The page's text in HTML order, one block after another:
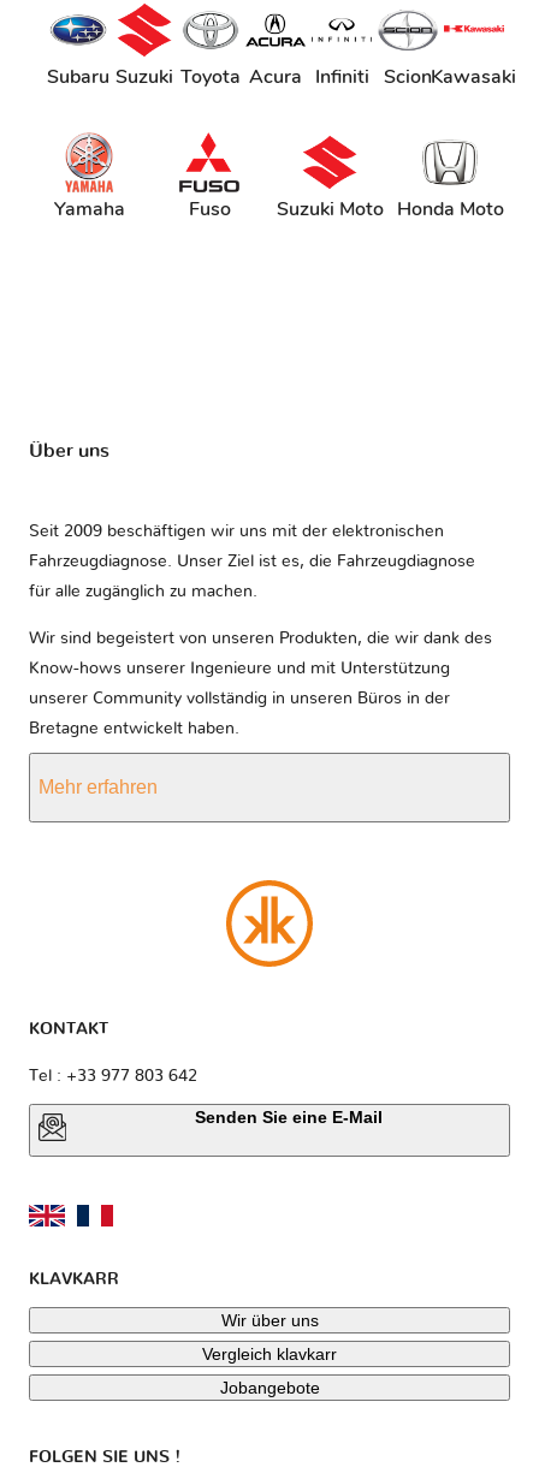
Subaru Suzuki Toyota Acura Infiniti ScionKawasaki
Yamaha Fuso Suzuki Moto Honda Moto
Über uns
Seit 2009 beschäftigen wir uns mit der elektronischen
Fahrzeugdiagnose. Unser Ziel ist es, die Fahrzeugdiagnose
für alle zugänglich zu machen.
Wir sind begeistert von unseren Produkten, die wir dank des
Know-hows unserer Ingenieure und mit Unterstützung
unserer Community vollständig in unseren Büros in der
Bretagne entwickelt haben.
Mehr erfahren
KONTAKT
Tel : +33 977 803 642
Senden Sie eine E-Mail
KLAVKARR
Wir über uns
Vergleich klavkarr
Jobangebote
FOLGEN SIE UNS !